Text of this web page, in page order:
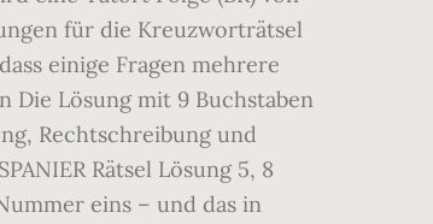
für die Kreuzworträtsel
einige Fragen mehrere
Lösung mit 9 Buchstaben
Rechtschreibung und
Rätsel Lösung 5, 8
eins – und das in